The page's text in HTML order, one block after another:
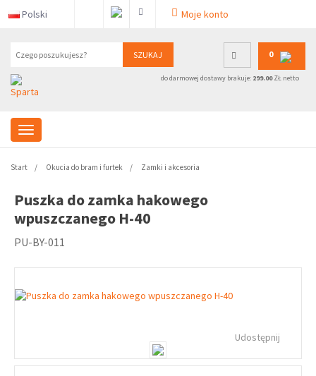
Polski Moje konto
SZUKAJ 0
do darmowej dostawy brakuje: 299.00ZŁ netto
Start Okucia do bram i furtek Zamki i akcesoria
Puszka do zamka hakowego
wpuszczanego H-40
PU-BY-011
Udostępnij